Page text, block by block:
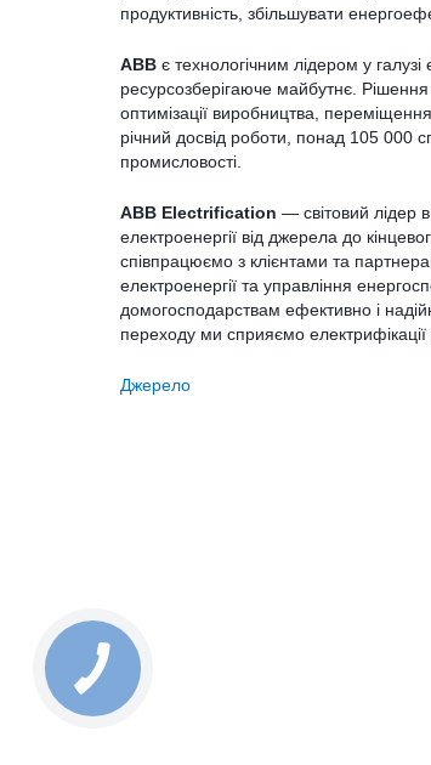
продуктивність, збільшувати
ABB є технологічним лідером у галузі
ресурсозберігаюче майбутнє.
оптимізації виробництва,
річний досвід роботи, понад 105 000
промисловості.
ABB Electrification — світовий лідер
електроенергії від джерела до
співпрацюємо з клієнтами та
електроенергії та управління
домогосподарствам ефективно і
переходу ми сприяємо електрифікації
Джерело